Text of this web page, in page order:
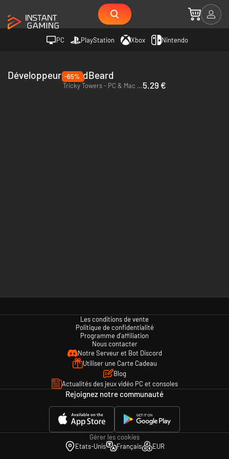
PC PlayStation Xbox Nintendo
Développeur WeirdBeard
-65%
Tricky Towers - PC & Mac (Steam)5.29 €
Les conditions de vente
Politique de confidentialité
Programme d'affiliation
Nous contacter
Notre Serveur et Bot Discord
Utiliser une Carte Cadeau
Blog
Actualités des jeux vidéo PC et consoles
Rejoignez notre communauté
Gérer les cookies
Etats-Unis
Français EUR